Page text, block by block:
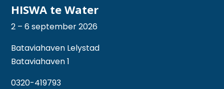
HISWA te Water
2 – 6 september 2026
Bataviahaven Lelystad
Bataviahaven 1
0320-419793